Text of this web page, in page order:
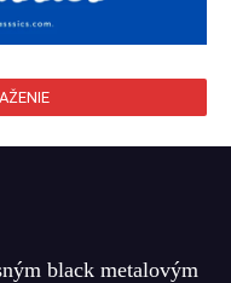
black metalovým